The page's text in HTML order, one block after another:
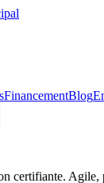
FinancementBlog
certifiante.